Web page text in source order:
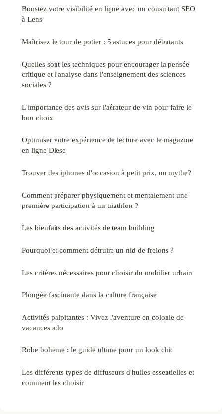
Boostez votre visibilité en ligne avec un consultant SEO
à Lens
Maîtrisez le tour de potier : 5 astuces pour débutants
Quelles sont les techniques pour encourager la pensée
critique et l'analyse dans l'enseignement des sciences
sociales ?
L'importance des avis sur l'aérateur de vin pour faire le
bon choix
Optimiser votre expérience de lecture avec le magazine
en ligne Dlese
Trouver des iphones d'occasion à petit prix, un mythe?
Comment préparer physiquement et mentalement une
première participation à un triathlon ?
Les bienfaits des activités de team building
Pourquoi et comment détruire un nid de frelons ?
Les critères nécessaires pour choisir du mobilier urbain
Plongée fascinante dans la culture française
Activités palpitantes : Vivez l'aventure en colonie de
vacances ado
Robe bohème : le guide ultime pour un look chic
Les différents types de diffuseurs d'huiles essentielles et
comment les choisir